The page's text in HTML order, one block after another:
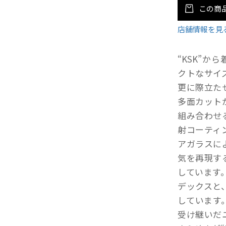
この商
店舗情報を
“KSK”から
クトなサイ
更に際立た
多面カット
組み合わせ
射コーティ
アガラスに
気を再現す
していま
デックスと
しています
受け継いだ